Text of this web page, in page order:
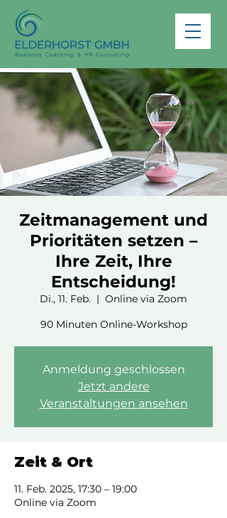
Zeitmanagement und
Prioritäten setzen –
Ihre Zeit, Ihre
Entscheidung!
Di., 11. Feb.
  |
Online via Zoom
90 Minuten Online-Workshop
Anmeldung geschlossen
Jetzt andere
Veranstaltungen ansehen
Zeit & Ort
11. Feb. 2025, 17:30 – 19:00
Online via Zoom